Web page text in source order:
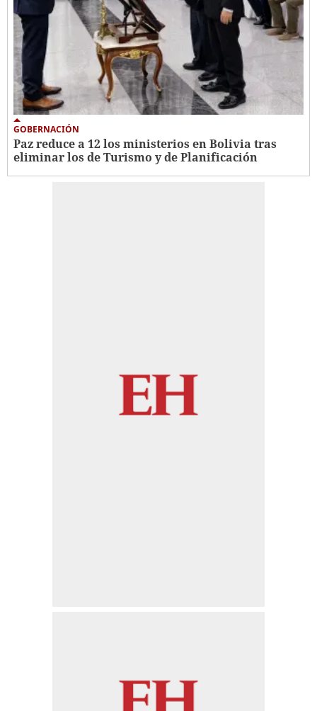
GOBERNACIÓN
Paz reduce a 12 los ministerios en Bolivia tras
eliminar los de Turismo y de Planificación